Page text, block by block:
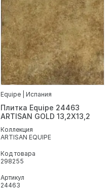
Equipe | Испания
Плитка Equipe 24463
ARTISAN GOLD 13,2X13,2
Коллекция
ARTISAN EQUIPE
Код товара
298255
Артикул
24463